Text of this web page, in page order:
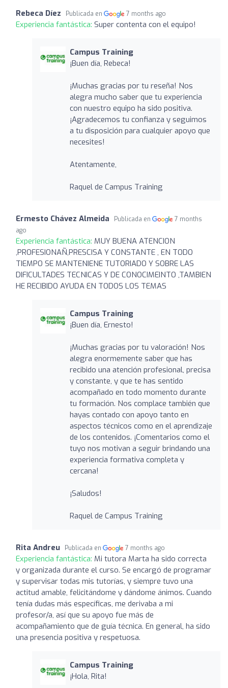
Rebeca Díez Publicada en 7 months ago
Experiencia fantástica: Super contenta con el equipo!
Campus Training
¡Buen día, Rebeca!
¡Muchas gracias por tu reseña! Nos
alegra mucho saber que tu experiencia
con nuestro equipo ha sido positiva.
¡Agradecemos tu confianza y seguimos
a tu disposición para cualquier apoyo que
necesites!
Atentamente,
Raquel de Campus Training
Ermesto Chávez Almeida Publicada en
7 months
ago
Experiencia fantástica: MUY BUENA ATENCION
,PROFESIONAÑ,PRESCISA Y CONSTANTE , EN TODO
TIEMPO SE MANTENIENE TUTORIADO Y SOBRE LAS
DIFICULTADES TECNICAS Y DE CONOCIMEINTO ,TAMBIEN
HE RECIBIDO AYUDA EN TODOS LOS TEMAS
Campus Training
¡Buen día, Ernesto!
¡Muchas gracias por tu valoración! Nos
alegra enormemente saber que has
recibido una atención profesional, precisa
y constante, y que te has sentido
acompañado en todo momento durante
tu formación. Nos complace también que
hayas contado con apoyo tanto en
aspectos técnicos como en el aprendizaje
de los contenidos. ¡Comentarios como el
tuyo nos motivan a seguir brindando una
experiencia formativa completa y
cercana!
¡Saludos!
Raquel de Campus Training
Rita Andreu Publicada en 7 months ago
Experiencia fantástica: Mi tutora Marta ha sido correcta
y organizada durante el curso. Se encargó de programar
y supervisar todas mis tutorías, y siempre tuvo una
actitud amable, felicitándome y dándome ánimos. Cuando
tenía dudas más específicas, me derivaba a mi
profesor/a, así que su apoyo fue más de
acompañamiento que de guía técnica. En general, ha sido
una presencia positiva y respetuosa.
Campus Training
¡Hola, Rita!